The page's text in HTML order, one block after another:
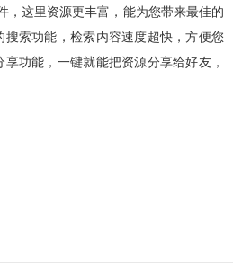
，这里资源更丰富，能为您带来最佳的
索功能，检索内容速度超快，方便您
功能，一键就能把资源分享给好友，